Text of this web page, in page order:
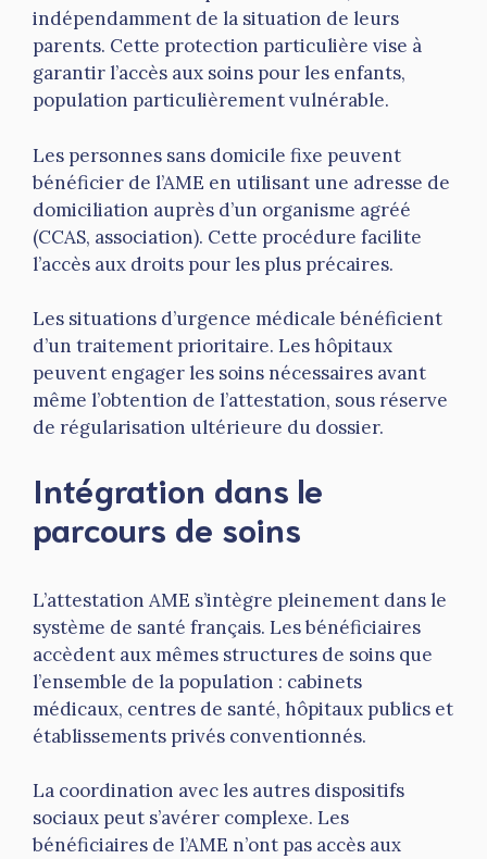
indépendamment de la situation de leurs
parents. Cette protection particulière vise à
garantir l’accès aux soins pour les enfants,
population particulièrement vulnérable.
Les personnes sans domicile fixe peuvent
bénéficier de l’AME en utilisant une adresse de
domiciliation auprès d’un organisme agréé
(CCAS, association). Cette procédure facilite
l’accès aux droits pour les plus précaires.
Les situations d’urgence médicale bénéficient
d’un traitement prioritaire. Les hôpitaux
peuvent engager les soins nécessaires avant
même l’obtention de l’attestation, sous réserve
de régularisation ultérieure du dossier.
Intégration dans le
parcours de soins
L’attestation AME s’intègre pleinement dans le
système de santé français. Les bénéficiaires
accèdent aux mêmes structures de soins que
l’ensemble de la population : cabinets
médicaux, centres de santé, hôpitaux publics et
établissements privés conventionnés.
La coordination avec les autres dispositifs
sociaux peut s’avérer complexe. Les
bénéficiaires de l’AME n’ont pas accès aux